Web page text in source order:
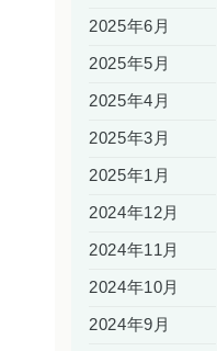
2025年6月
2025年5月
2025年4月
2025年3月
2025年1月
2024年12月
2024年11月
2024年10月
2024年9月